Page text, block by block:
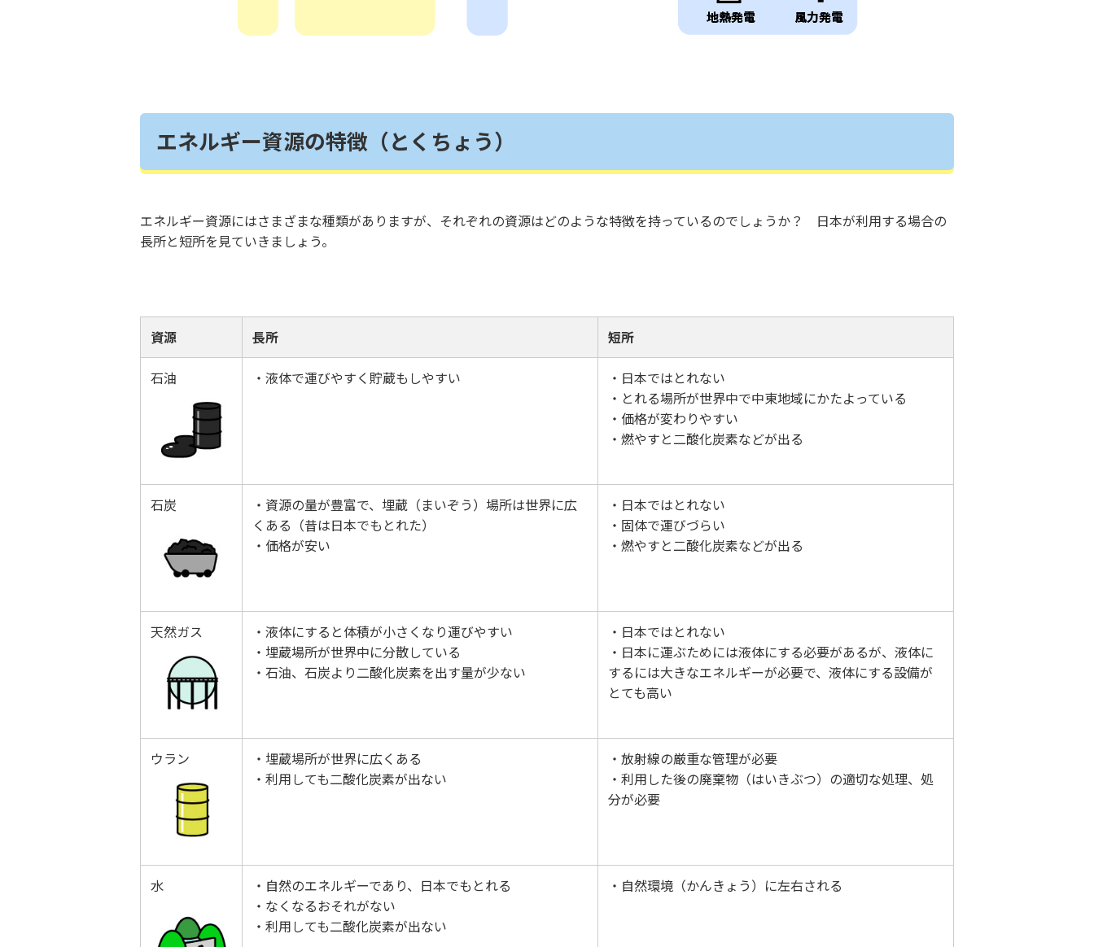
エネルギー資源の特徴（とくちょう）
エネルギー資源にはさまざまな種類がありますが、それぞれの資源はどのような特徴を持っているのでしょうか？ 日本が利用する場合の
長所と短所を見ていきましょう。
資源 長所 短所
石油 ・液体で運びやすく貯蔵もしやすい
・日本ではとれない
・とれる場所が世界中で中東地域にかたよっている
・価格が変わりやすい
・燃やすと二酸化炭素などが出る
石炭
・資源の量が豊富で、埋蔵（まいぞう）場所は世界に広
くある（昔は日本でもとれた）
・価格が安い
・日本ではとれない
・固体で運びづらい
・燃やすと二酸化炭素などが出る
天然ガス
・液体にすると体積が小さくなり運びやすい
・埋蔵場所が世界中に分散している
・石油、石炭より二酸化炭素を出す量が少ない
・日本ではとれない
・日本に運ぶためには液体にする必要があるが、液体に
するには大きなエネルギーが必要で、液体にする設備が
とても高い
ウラン
・埋蔵場所が世界に広くある
・利用しても二酸化炭素が出ない
・放射線の厳重な管理が必要
・利用した後の廃棄物（はいきぶつ）の適切な処理、処
分が必要
水
・自然のエネルギーであり、日本でもとれる
・なくなるおそれがない
・利用しても二酸化炭素が出ない
・自然環境（かんきょう）に左右される